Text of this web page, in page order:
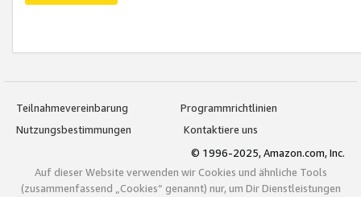
Teilnahmevereinbarung
Programmrichtlinien
Nutzungsbestimmungen
Kontaktiere uns
© 1996-2025, Amazon.com, Inc.
Auf dieser Website verwenden wir Cookies und ähnliche Tools
(zusammenfassend „Cookies“ genannt) nur, um Dir Dienstleistungen